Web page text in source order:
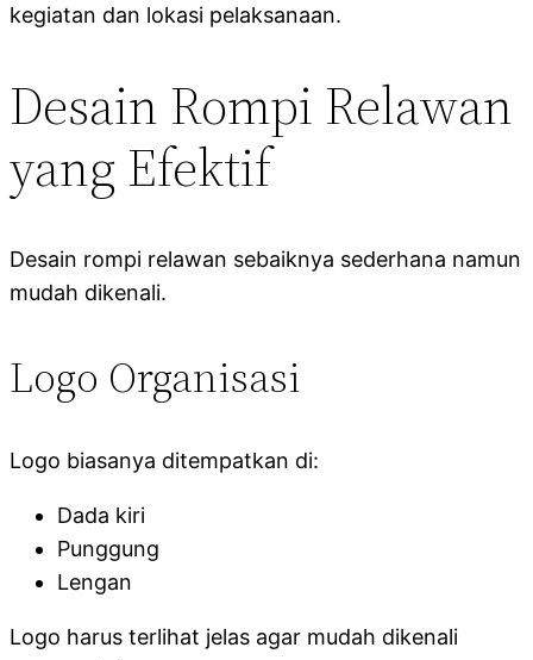
kegiatan dan lokasi pelaksanaan.
Desain Rompi Relawan
yang Efektif
Desain rompi relawan sebaiknya sederhana namun
mudah dikenali.
Logo Organisasi
Logo biasanya ditempatkan di:
Dada kiri
Punggung
Lengan
Logo harus terlihat jelas agar mudah dikenali